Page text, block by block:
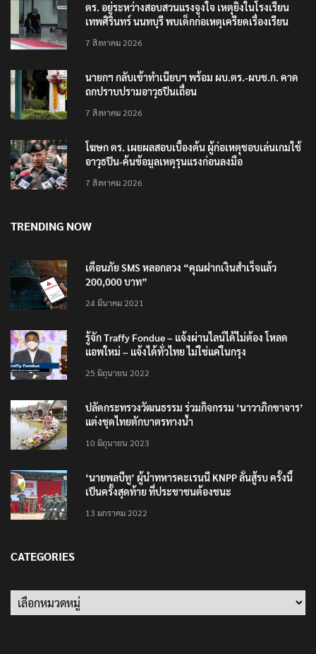
ตร. อยู่ระหว่างสอบสวนแรงจูงใจ เหตุยิงในโรงเรียน
เทพศิรินทร์ นนทบุรี พบเด็กก่อเหตุเครียดเรื่องเรียน
7 สิงหาคม 2026
นายกฯ กลับเข้าทำเนียบฯ พร้อม ผบ.ตร.-ผบช.ก. คาด
ถกปราบปรามอาวุธปืนเถื่อน
7 สิงหาคม 2026
โฆษก ตร. เผยผลสอบเบื้องต้น ผู้ก่อเหตุชอบเล่นเกมใช้
อาวุธปืน-ค้นข้อมูลเหตุรุนแรงก่อนลงมือ
7 สิงหาคม 2026
TRENDING NOW
เตือนภัย SMS หลอกลวง “คุณฝากเงินสำเร็จแล้ว
200,000 บาท”
24 มีนาคม 2021
รู้จัก Traffy Fondue – แจ้งผ่านไลน์ได้ไม่ต้อง โหลด
แอพใหม่ – แจ้งได้ทั่วไทย ไม่ใช่แค่ในกรุง
25 มิถุนายน 2022
ปลัดกระทรวงวัฒนธรรม ร่วมกิจกรรม ‘นาวาภิกขาจาร’
แต่งชุดไทยตักบาตรทางน้ำ
10 มิถุนายน 2023
‘นายพลบีทู’ ผู้นำทหารคะเรนนี KNPP ลั่นสู้รบ ครั้งนี้
เป็นครั้งสุดท้าย ที่ประชาชนต้องชนะ
13 มกราคม 2022
CATEGORIES
Categories